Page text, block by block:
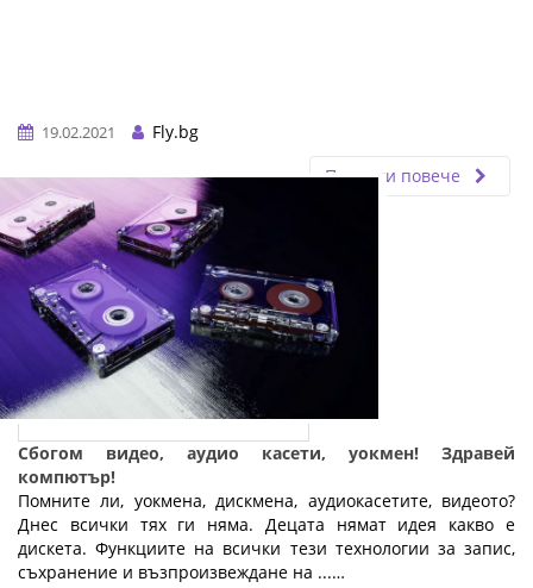
19.02.2021
Fly.bg
Прочети повече
Сбогом видео, аудио касети, уокмен! Здравей
компютър!
Помните ли, уокмена, дискмена, аудиокасетите, видеото?
Днес всички тях ги няма. Децата нямат идея какво е
дискета. Функциите на всички тези технологии за запис,
съхранение и възпроизвеждане на ...…